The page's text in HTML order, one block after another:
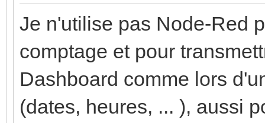
Je n'utilise pas Node-Red
comptage et pour
Dashboard comme lors
(dates, heures, ... ), aussi